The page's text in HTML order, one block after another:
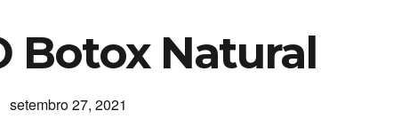
Botox Natural
setembro 27, 2021